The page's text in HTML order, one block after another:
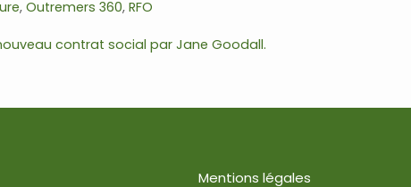
,Outremers 360,RFO
contrat social par Jane Goodall.
Mentions légales